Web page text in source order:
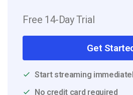
Free 14-Day Trial
Get
Start streaming
No credit card required